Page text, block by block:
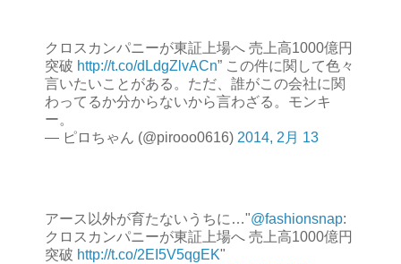
クロスカンパニーが東証上場へ 売上高1000億円
突破 http://t.co/dLdgZlvACn” この件に関して色々
言いたいことがある。ただ、誰がこの会社に関
わってるか分からないから言わざる。モンキ
ー。
— ピロちゃん (@pirooo0616) 2014, 2月 13
アース以外が育たないうちに…"@fashionsnap:
クロスカンパニーが東証上場へ 売上高1000億円
突破 http://t.co/2EI5V5qgEK"